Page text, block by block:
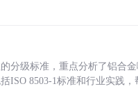
分级标准，重点分析了铝合
ISO 8503-1标准和行业实践